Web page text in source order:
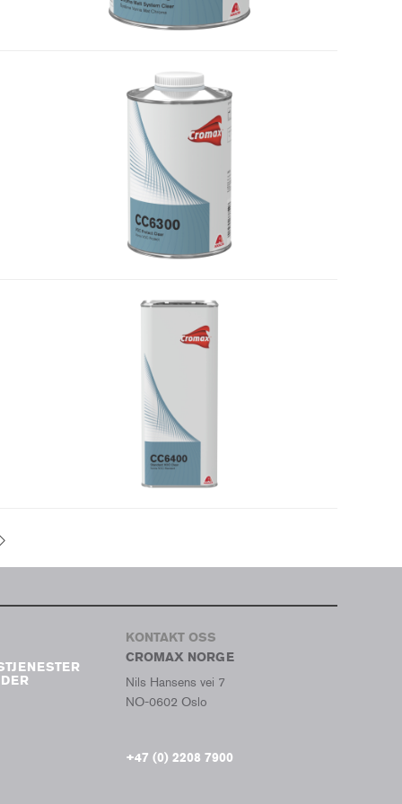
KONTAKT OSS
CROMAX NORGE
Nils Hansens vei 7
NO-0602 Oslo
+47 (0) 2208 7900